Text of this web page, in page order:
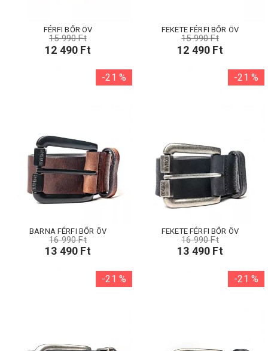
FÉRFI BŐR ÖV
15 990 Ft
12 490 Ft
FEKETE FÉRFI BŐR ÖV
15 990 Ft
12 490 Ft
-21 %
BARNA FÉRFI BŐR ÖV
16 990 Ft
13 490 Ft
-21 %
FEKETE FÉRFI BŐR ÖV
16 990 Ft
13 490 Ft
-21 % -21 %